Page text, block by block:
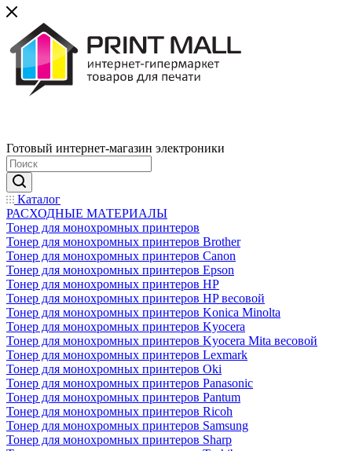
Готовый интернет-магазин электроники
Каталог
РАСХОДНЫЕ МАТЕРИАЛЫ
Тонер для монохромных принтеров
Тонер для монохромных принтеров Brother
Тонер для монохромных принтеров Canon
Тонер для монохромных принтеров Epson
Тонер для монохромных принтеров HP
Тонер для монохромных принтеров HP весовой
Тонер для монохромных принтеров Konica Minolta
Тонер для монохромных принтеров Kyocera
Тонер для монохромных принтеров Kyocera Mita весовой
Тонер для монохромных принтеров Lexmark
Тонер для монохромных принтеров Oki
Тонер для монохромных принтеров Panasonic
Тонер для монохромных принтеров Pantum
Тонер для монохромных принтеров Ricoh
Тонер для монохромных принтеров Samsung
Тонер для монохромных принтеров Sharp